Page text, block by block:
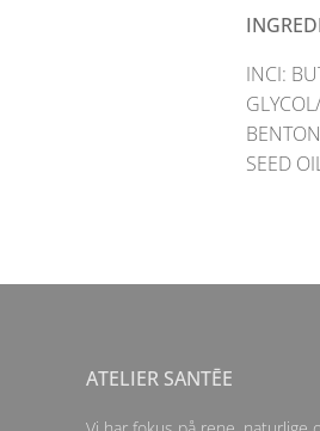
INCI:
SEED
ATELIER SANTĒE